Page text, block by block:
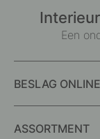
Een
BESLAG ONLINE
ASSORTMENT